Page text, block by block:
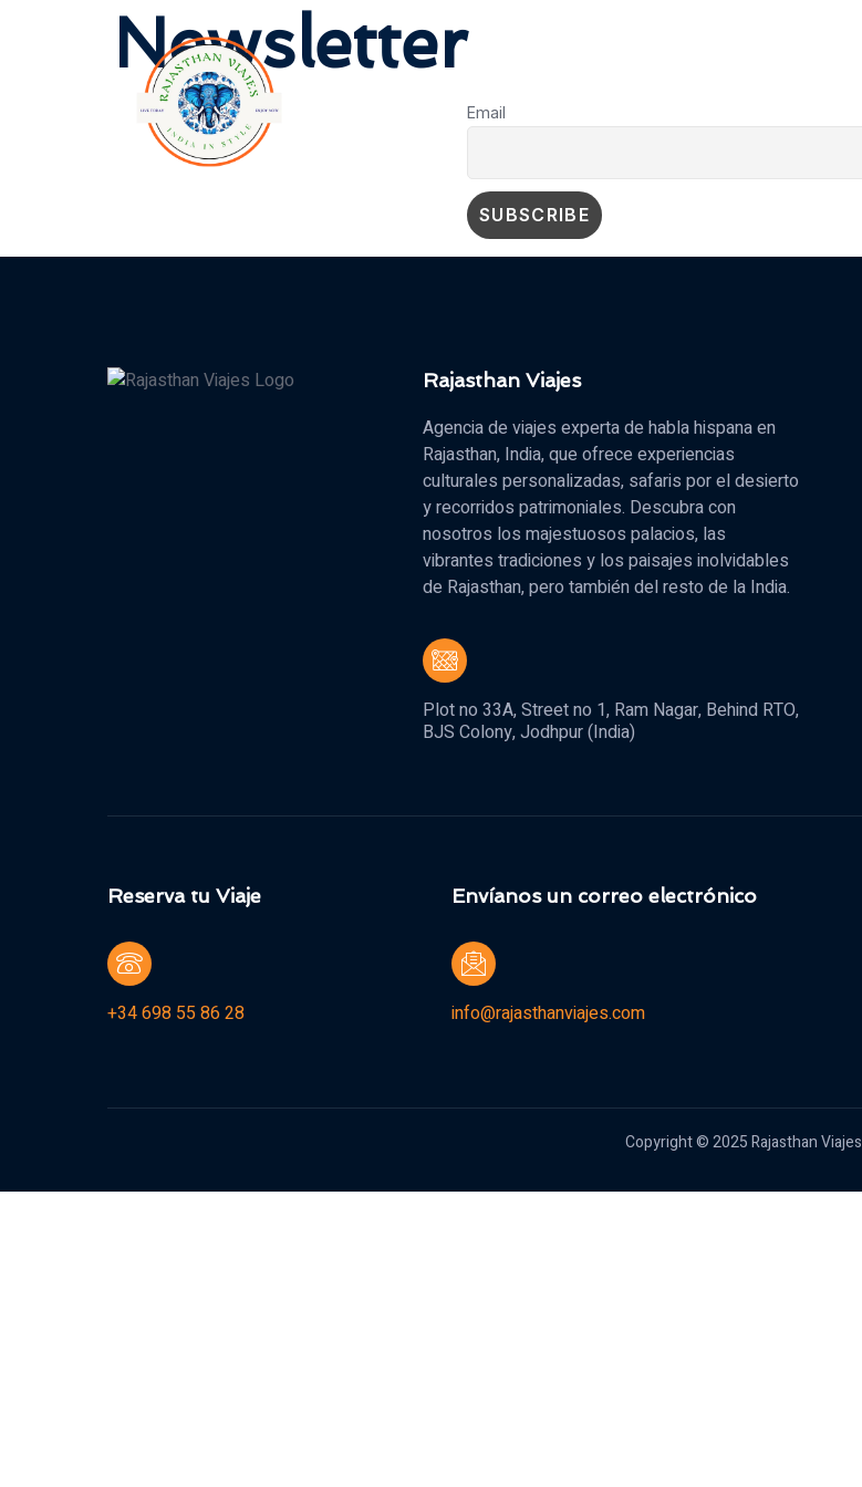
Newsletter
Email
Rajasthan Viajes
Agencia de viajes experta de habla hispana en
Rajasthan, India, que ofrece experiencias
culturales personalizadas, safaris por el desierto
y recorridos patrimoniales. Descubra con
nosotros los majestuosos palacios, las
vibrantes tradiciones y los paisajes inolvidables
de Rajasthan, pero también del resto de la India.
Plot no 33A, Street no 1, Ram Nagar, Behind RTO,
BJS Colony, Jodhpur (India)
Reserva tu Viaje
+34 698 55 86 28
Envíanos un correo electrónico
info@rajasthanviajes.com
Copyright © 2025 Rajasthan Viajes